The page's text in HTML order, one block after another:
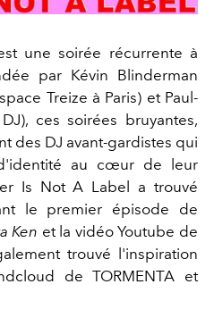
une soirée récurrente à
par Kévin Blinderman
Treize à Paris) et Paul-
ces soirées bruyantes,
des DJ avant-gardistes qui
au cœur de leur
Is Not A Label a trouvé
le premier épisode de
Ken et la vidéo Youtube de
trouvé l'inspiration
de TORMENTA et